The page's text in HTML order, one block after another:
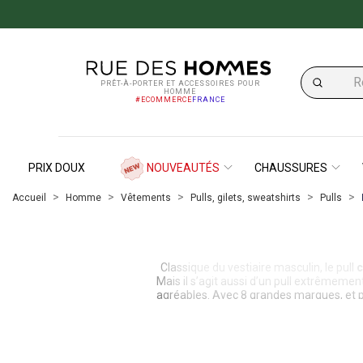
PRÊT-À-PORTER ET ACCESSOIRES POUR
HOMME
#ECOMMERCE FRANCE
PRIX DOUX NOUVEAUTÉS CHAUSSURES
Accueil Homme Vêtements Pulls, gilets, sweatshirts Pulls
Classique du vestiaire masculin, le
Mais il s’agit aussi d’un pull
agréables. Avec 8 grandes marques, et